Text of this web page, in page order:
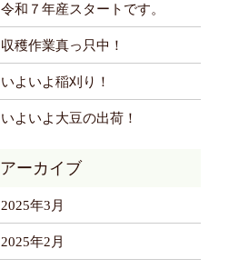
令和７年産スタートです。
収穫作業真っ只中！
いよいよ稲刈り！
いよいよ大豆の出荷！
2025年3月
2025年2月